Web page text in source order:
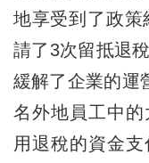
地享受到了政策
請了3次留抵退
緩解了企業的運
名外地員工中
用退稅的資金